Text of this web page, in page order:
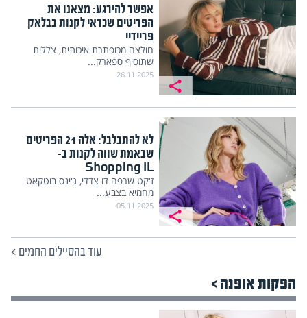
אפשר להירגע: מצאנו את
הפריטים שכדאי לקנות בבלאק
פריידיי
חולצה מכופתרת איכותית, צללית
שתוסיף ספארק...
26.11.2025
לא להתבלבל: אלה 21 הפריטים
שבאמת שווה לקנות ב-
Shopping IL
ז'קט שרפה דו צדדי, ג'ינס בוטקאט
מחמיא בצבע...
05.11.2025
עוד בהסיילים החמים >
הפקות אופנה >